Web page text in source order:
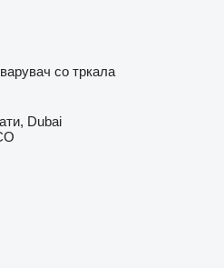
со тркала
Dubai